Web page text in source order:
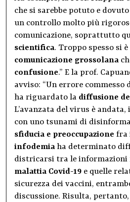
che si sarebbe potuto e
un controllo molto più
comunicazione, soprattutto
scientifica. Troppo spesso si
comunicazione grossolana
confusione.” E la prof.
avviso: “Un errore commesso
ha riguardato la diffusione
L’avanzata del virus è
con uno tsunami di
sfiducia e preoccupazione fra
infodemia ha determinato
districarsi tra le informazioni
malattia Covid-19 e quelle
sicurezza dei vaccini,
discussione. Risulta,